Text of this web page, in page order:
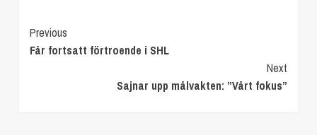
Continue
Reading
Previous
Får fortsatt förtroende i SHL
Next
Sajnar upp målvakten: ”Vårt fokus”